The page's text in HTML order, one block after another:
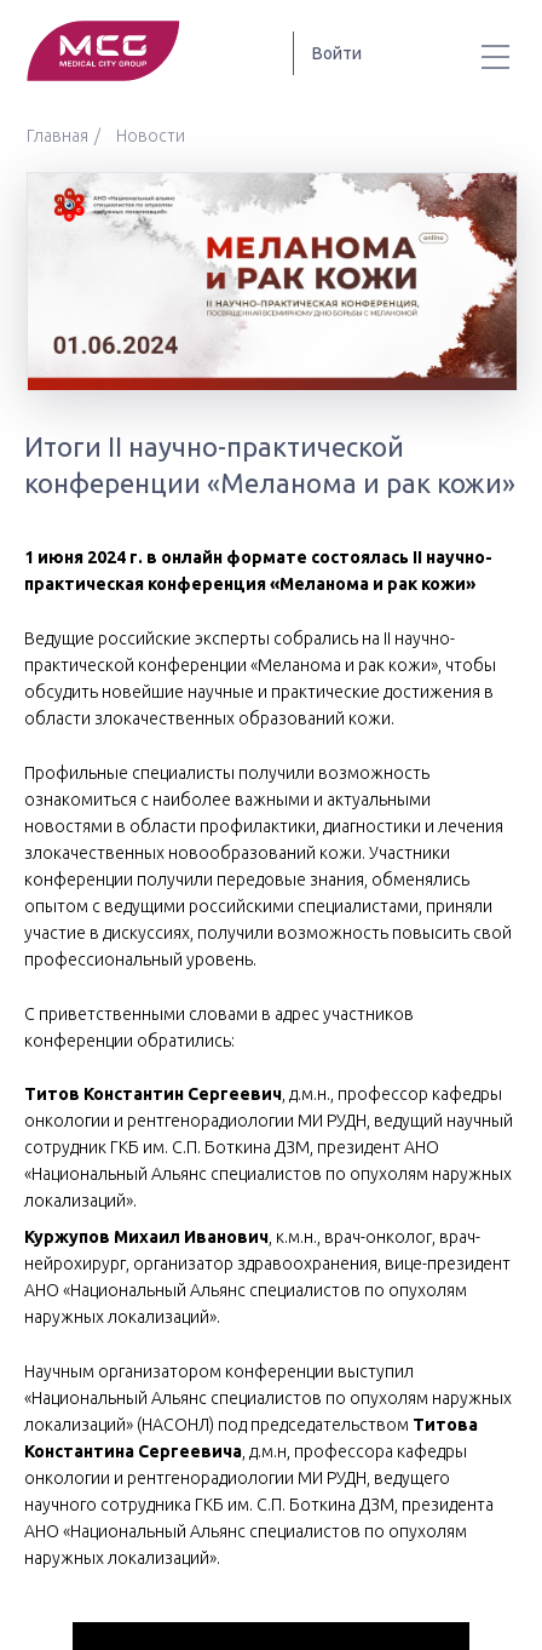
Войти
Главная Новости
Итоги II научно-практической
конференции «Меланома и рак кожи»
1 июня 2024 г. в онлайн формате состоялась II научно-
практическая конференция «Меланома и рак кожи»
Ведущие российские эксперты собрались на II научно-
практической конференции «Меланома и рак кожи», чтобы
обсудить новейшие научные и практические достижения в
области злокачественных образований кожи.
Профильные специалисты получили возможность
ознакомиться с наиболее важными и актуальными
новостями в области профилактики, диагностики и лечения
злокачественных новообразований кожи. Участники
конференции получили передовые знания, обменялись
опытом с ведущими российскими специалистами, приняли
участие в дискуссиях, получили возможность повысить свой
профессиональный уровень.
С приветственными словами в адрес участников
конференции обратились:
Титов Константин Сергеевич , д.м.н., профессор кафедры
онкологии и рентгенорадиологии МИ РУДН, ведущий научный
сотрудник ГКБ им. С.П. Боткина ДЗМ, президент АНО
«Национальный Альянс специалистов по опухолям наружных
локализаций».
Куржупов Михаил Иванович , к.м.н., врач-онколог, врач-
нейрохирург, организатор здравоохранения, вице-президент
АНО «Национальный Альянс специалистов по опухолям
наружных локализаций».
Научным организатором конференции выступил
«Национальный Альянс специалистов по опухолям наружных
локализаций» (НАСОНЛ) под председательством Титова
Константина Сергеевича , д.м.н, профессора кафедры
онкологии и рентгенорадиологии МИ РУДН, ведущего
научного сотрудника ГКБ им. С.П. Боткина ДЗМ, президента
АНО «Национальный Альянс специалистов по опухолям
наружных локализаций».